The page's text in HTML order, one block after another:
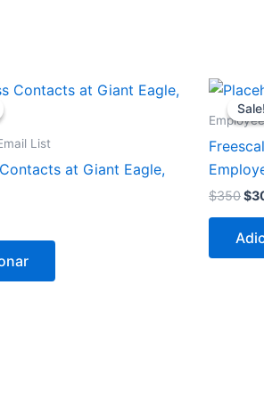
List
at Giant Eagle,
Sale!
Sale!
$350
O
$